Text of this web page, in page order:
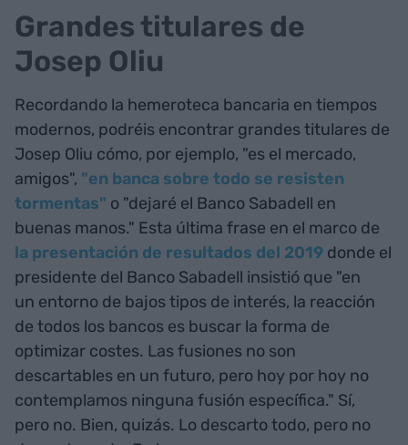
Grandes titulares de
Josep Oliu
Recordando la hemeroteca bancaria en tiempos
modernos, podréis encontrar grandes titulares de
Josep Oliu cómo, por ejemplo, "es el mercado,
amigos", "en banca sobre todo se resisten
tormentas" o "dejaré el Banco Sabadell en
buenas manos." Esta última frase en el marco de
la presentación de resultados del 2019 donde el
presidente del Banco Sabadell insistió que "en
un entorno de bajos tipos de interés, la reacción
de todos los bancos es buscar la forma de
optimizar costes. Las fusiones no son
descartables en un futuro, pero hoy por hoy no
contemplamos ninguna fusión específica." Sí,
pero no. Bien, quizás. Lo descarto todo, pero no